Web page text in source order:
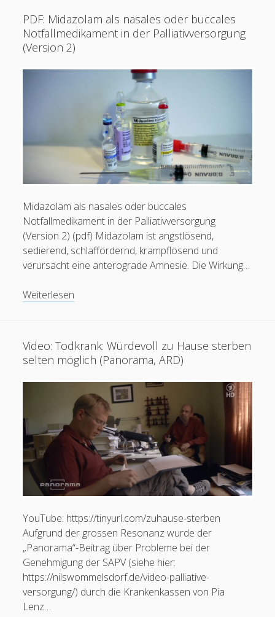
Anmelden
Eintrags-Feed
Kommentar-Feed
und
Tageshöchstdosen
parenteraler
Ernährungslösungen
PDF: Midazolam als nasales oder buccales
Notfallmedikament in der Palliativversorgung
(Version 2)
Midazolam als nasales oder buccales
Notfallmedikament in der Palliativversorgung
(Version 2) (pdf) Midazolam ist angstlösend,
sedierend, schlaffördernd, krampflösend und
verursacht eine anterograde Amnesie. Die Wirkung…
Weiterlesen
nasales
oder
buccales
Notfallmedikament
in
der
Palliativversorgung
(Version
2)
Video: Todkrank: Würdevoll zu Hause sterben
selten möglich (Panorama, ARD)
YouTube: https://tinyurl.com/zuhause-sterben
Aufgrund der grossen Resonanz wurde der
„Panorama“-Beitrag über Probleme bei der
Genehmigung der SAPV (siehe hier:
https://nilswommelsdorf.de/video-palliative-
versorgung/) durch die Krankenkassen von Pia
Lenz…